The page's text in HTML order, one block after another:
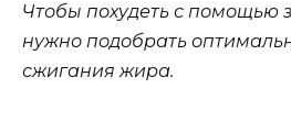
Чтобы похудеть с помощью
нужно подобрать
сжигания жира.